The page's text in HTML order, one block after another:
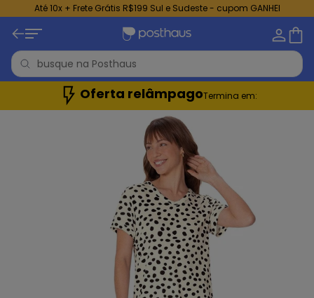
Até 10x + Frete Grátis R$199 Sul e Sudeste - cupom GANHEI
Oferta relâmpagoTermina em: